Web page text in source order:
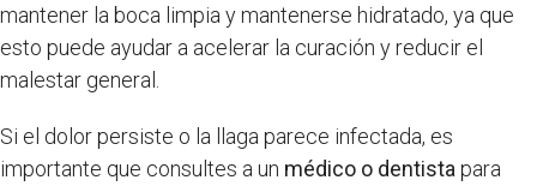
mantener la boca limpia y mantenerse hidratado, ya que
esto puede ayudar a acelerar la curación y reducir el
malestar general.
Si el dolor persiste o la llaga parece infectada, es
importante que consultes a un médico o dentista para